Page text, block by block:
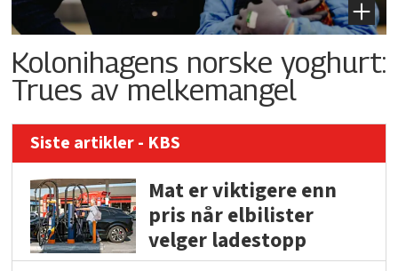
Kolonihagens norske yoghurt:
Trues av melkemangel
Siste artikler - KBS
Mat er viktigere enn
pris når elbilister
velger ladestopp